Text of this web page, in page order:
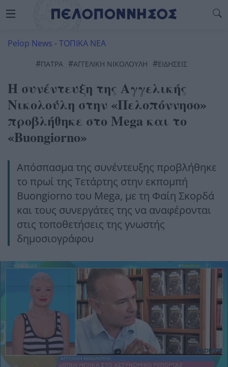
Pelop News -ΤΟΠΙΚΑ ΝΕΑ
#ΠΆΤΡΑ #ΑΓΓΕΛΙΚΉ ΝΙΚΟΛΟΎΛΗ #ΕΙΔΗΣΕΙΣ
Η συνέντευξη της Αγγελικής
Νικολούλη στην «Πελοπόννησο»
προβλήθηκε στο Mega και το
«Buongiorno»
Απόσπασμα της συνέντευξης προβλήθηκε
το πρωί της Τετάρτης στην εκπομπή
Buongiorno του Mega, με τη Φαίη Σκορδά
και τους συνεργάτες της να αναφέρονται
στις τοποθετήσεις της γνωστής
δημοσιογράφου